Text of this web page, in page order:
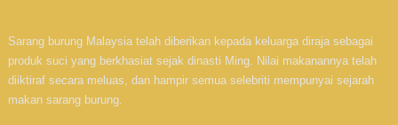
Sarang burung Malaysia telah diberikan kepada keluarga diraja sebagai
produk suci yang berkhasiat sejak dinasti Ming. Nilai makanannya telah
diiktiraf secara meluas, dan hampir semua selebriti mempunyai sejarah
makan sarang burung.